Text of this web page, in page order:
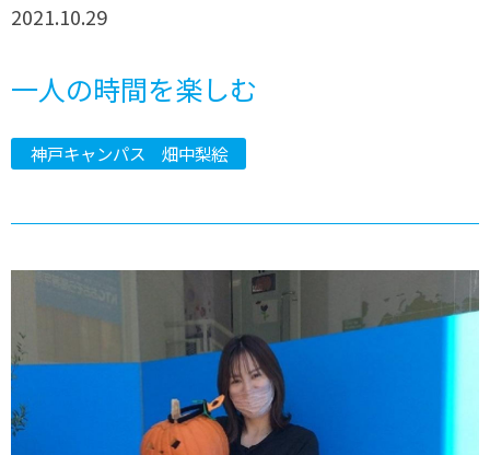
2021.10.29
一人の時間を楽しむ
神戸キャンパス 畑中梨絵